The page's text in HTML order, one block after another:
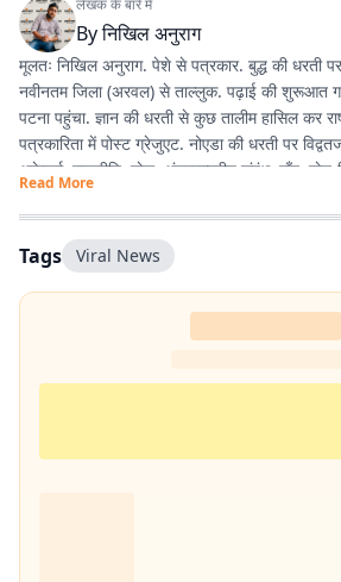
लेखक के बारे में
Byनिखिल अनुराग
मूलतः निखिल अनुराग. पेशे से पत्रकार. बुद्ध की धरती
नवीनतम जिला (अरवल) से ताल्लुक. पढ़ाई की शुरूआत
पटना पहुंचा. ज्ञान की धरती से कुछ तालीम हासिल कर
पत्रकारिता में पोस्ट ग्रेजुएट. नोएडा की धरती पर
अफ़ेयर्स, राजनीति, खेल, अंतरराष्ट्रीय संबंध, गाँव, खेत-
कॉलेज युनिवर्सिटी में यूथ से गपशप करना एनर्जी का
नोएडा से शुरू हुई इस लेखन यात्रा कलम, डेस्कटॉप,
स्मार्ट फोन तक पहुंच गयी. ज्यों-ज्यों उम्र बढ़ रही है,
बढ़ रही है.
Read More
Tags Viral News